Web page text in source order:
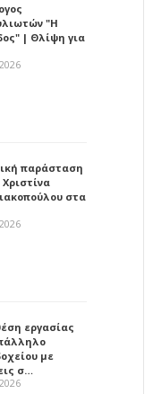
"Η
| Θλίψη για
παράσταση
στα
εργασίας
με
σ…